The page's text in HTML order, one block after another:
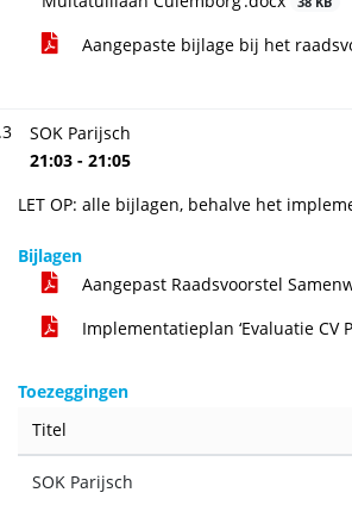
Aangepaste bijlage bij het
SOK Parijsch
21:03 - 21:05
LET OP: alle bijlagen, behalve het
Bijlagen
Aangepast Raadsvoorstel
Implementatieplan ‘Evaluatie CV
Toezeggingen
Titel
SOK Parijsch